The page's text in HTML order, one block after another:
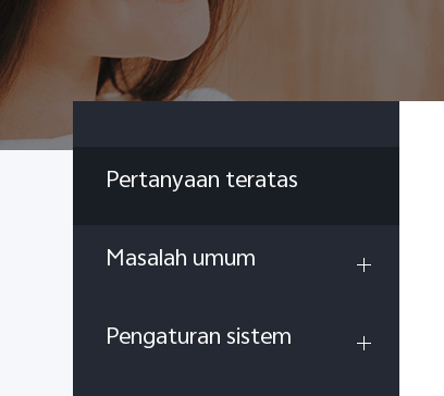
Pertanyaan teratas
Masalah umum
Pengaturan sistem